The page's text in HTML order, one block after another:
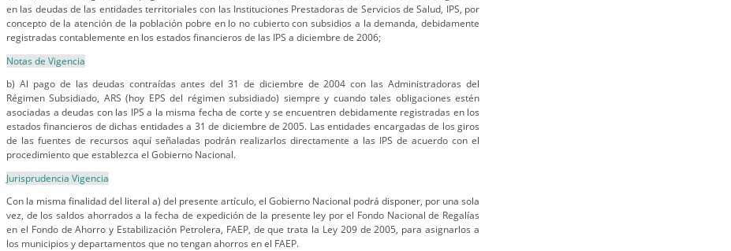
en las deudas de las entidades territoriales con las Instituciones Prestadoras de Servicios de Salud, IPS, por
concepto de la atención de la población pobre en lo no cubierto con subsidios a la demanda, debidamente
registradas contablemente en los estados financieros de las IPS a diciembre de 2006;
Notas de Vigencia
b) Al pago de las deudas contraídas antes del 31 de diciembre de 2004 con las Administradoras del
Régimen Subsidiado, ARS (hoy EPS del régimen subsidiado) siempre y cuando tales obligaciones estén
asociadas a deudas con las IPS a la misma fecha de corte y se encuentren debidamente registradas en los
estados financieros de dichas entidades a 31 de diciembre de 2005. Las entidades encargadas de los giros
de las fuentes de recursos aquí señaladas podrán realizarlos directamente a las IPS de acuerdo con el
procedimiento que establezca el Gobierno Nacional.
Jurisprudencia Vigencia
Con la misma finalidad del literal a) del presente artículo, el Gobierno Nacional podrá disponer, por una sola
vez, de los saldos ahorrados a la fecha de expedición de la presente ley por el Fondo Nacional de Regalías
en el Fondo de Ahorro y Estabilización Petrolera, FAEP, de que trata la Ley 209 de 2005, para asignarlos a
los municipios y departamentos que no tengan ahorros en el FAEP.